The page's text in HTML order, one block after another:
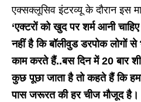
एक्सक्लूसिव इंटरव्यू के दौरान इस
‘एक्टरों को खुद पर शर्म आनी
नहीं है कि बॉलीवुड डरपोक लोगों
काम करते हैं..बस दिन में20बार
कुछ पूछा जाता है तो कहते हैं कि
पास जरूरत की हर चीज मौजूद है।